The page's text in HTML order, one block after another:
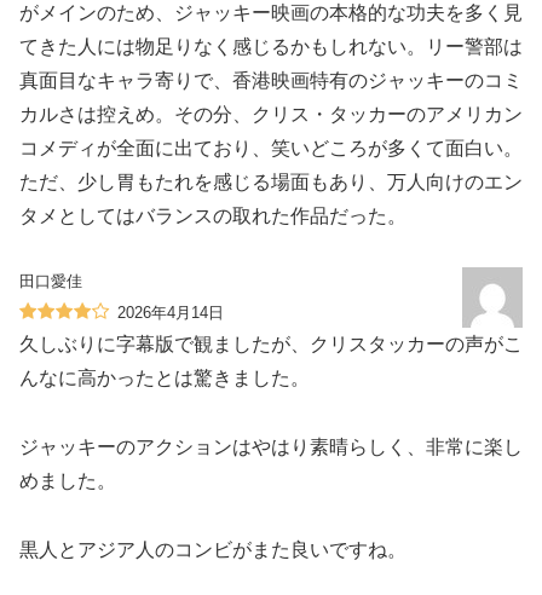
がメインのため、ジャッキー映画の本格的な功夫を多く見
てきた人には物足りなく感じるかもしれない。リー警部は
真面目なキャラ寄りで、香港映画特有のジャッキーのコミ
カルさは控えめ。その分、クリス・タッカーのアメリカン
コメディが全面に出ており、笑いどころが多くて面白い。
ただ、少し胃もたれを感じる場面もあり、万人向けのエン
タメとしてはバランスの取れた作品だった。
田口愛佳
2026年4月14日
久しぶりに字幕版で観ましたが、クリスタッカーの声がこ
んなに高かったとは驚きました。
ジャッキーのアクションはやはり素晴らしく、非常に楽し
めました。
黒人とアジア人のコンビがまた良いですね。